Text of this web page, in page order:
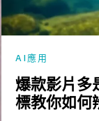
AI應用
爆款影片多
標教你如何